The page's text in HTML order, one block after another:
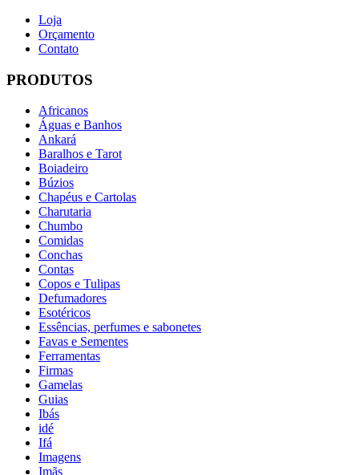
Loja
Orçamento
Contato
PRODUTOS
Africanos
Águas e Banhos
Ankará
Baralhos e Tarot
Boiadeiro
Búzios
Chapéus e Cartolas
Charutaria
Chumbo
Comidas
Conchas
Contas
Copos e Tulipas
Defumadores
Esotéricos
Essências, perfumes e sabonetes
Favas e Sementes
Ferramentas
Firmas
Gamelas
Guias
Ibás
idé
Ifá
Imagens
Imãs